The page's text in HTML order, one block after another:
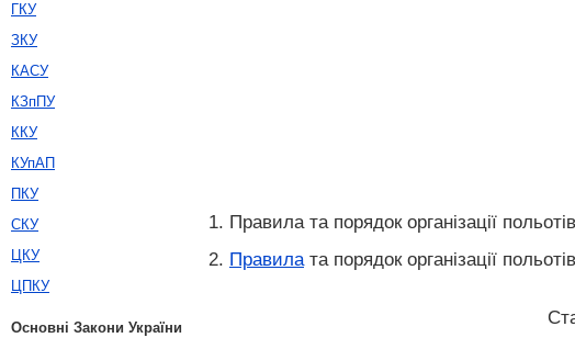
1. Правила та порядок організації
2. Правилата порядок організації
ГКУ
ЗКУ
КАСУ
КЗпПУ
ККУ
КУпАП
ПКУ
СКУ
ЦКУ
ЦПКУ
Основні Закони України